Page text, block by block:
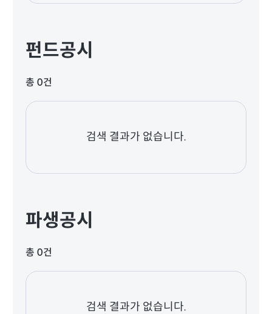
펀드공시
총 0건
검색 결과가 없습니다.
파생공시
총 0건
검색 결과가 없습니다.